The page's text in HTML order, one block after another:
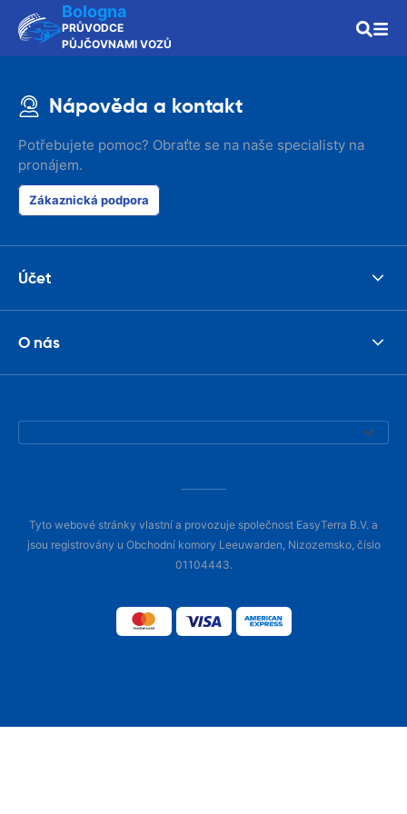
Bologna
PRŮVODCE
PŮJČOVNAMI VOZŮ
Nápověda a kontakt
Potřebujete pomoc? Obraťte se na naše specialisty na
pronájem.
Zákaznická podpora
Účet
O nás
Tyto webové stránky vlastní a provozuje společnost EasyTerra B.V. a
jsou registrovány u Obchodní komory Leeuwarden, Nizozemsko, číslo
01104443.